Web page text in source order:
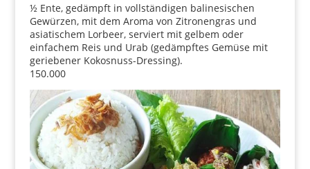
½ Ente, gedämpft in vollständigen balinesischen
Gewürzen, mit dem Aroma von Zitronengras und
asiatischem Lorbeer, serviert mit gelbem oder
einfachem Reis und Urab (gedämpftes Gemüse mit
geriebener Kokosnuss-Dressing).
150.000